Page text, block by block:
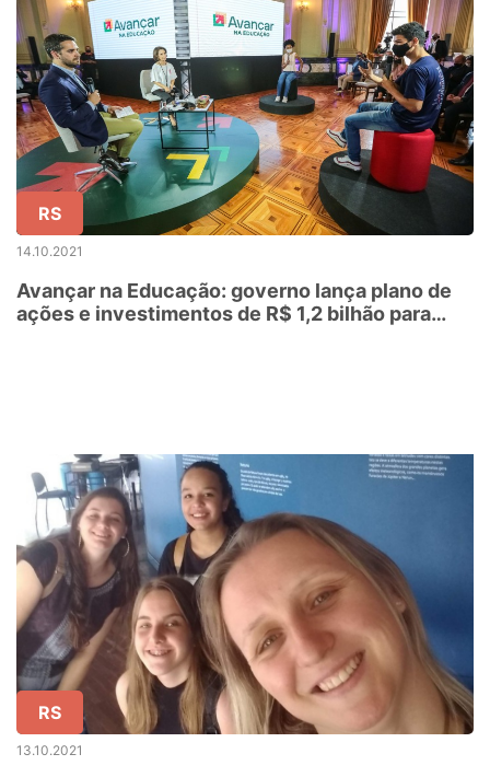
RS
14.10.2021
Avançar na Educação: governo lança plano de
ações e investimentos de R$ 1,2 bilhão para
RS
13.10.2021